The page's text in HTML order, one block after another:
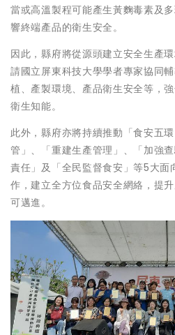
當或高溫製程可能產生黃麴毒素及
響終端產品的衛生安全。
因此，縣府將從源頭建立安全生產
請國立屏東科技大學學者專家協同
植、產製環境、產品衛生安全等，
衛生知能。
此外，縣府亦將持續推動「食安五
管」、「重建生產管理」、「加強
責任」及「全民監督食安」等5大面
作，建立全方位食品安全網絡，提
可邁進。